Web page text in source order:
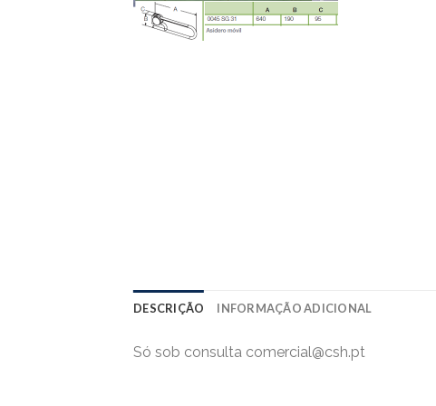
DESCRIÇÃO INFORMAÇÃO ADICIONAL
Só sob consulta comercial@csh.pt